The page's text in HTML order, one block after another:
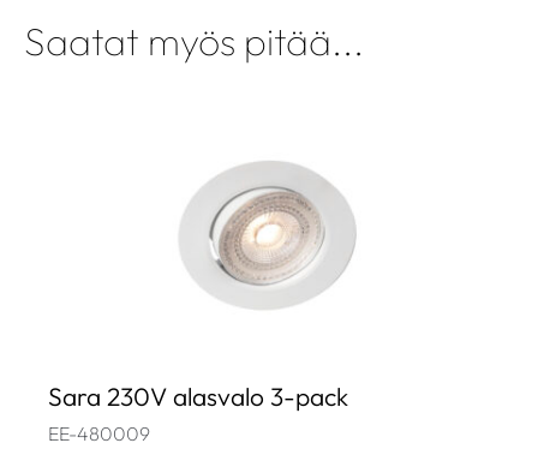
Saatat myös pitää...
Sara 230V alasvalo 3-pack
EE-480009